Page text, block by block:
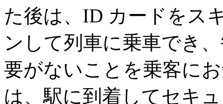
た後は、ID カードをス
ンして列車に乗車でき
要がないことを乗客に
は、駅に到着してセキ